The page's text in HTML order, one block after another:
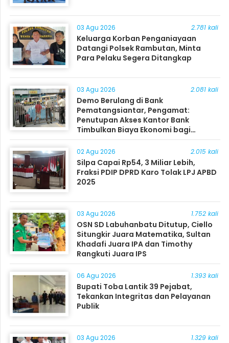
03 Agu 2026 2.781 kali
Keluarga Korban Penganiayaan
Datangi Polsek Rambutan, Minta
Para Pelaku Segera Ditangkap
03 Agu 2026 2.081 kali
Demo Berulang di Bank
Pematangsiantar, Pengamat:
Penutupan Akses Kantor Bank
Timbulkan Biaya Ekonomi bagi
Masyarakat
02 Agu 2026 2.015 kali
Silpa Capai Rp54, 3 Miliar Lebih,
Fraksi PDIP DPRD Karo Tolak LPJ APBD
2025
03 Agu 2026 1.752 kali
OSN SD Labuhanbatu Ditutup, Ciello
Situngkir Juara Matematika, Sultan
Khadafi Juara IPA dan Timothy
Rangkuti Juara IPS
06 Agu 2026 1.393 kali
Bupati Toba Lantik 39 Pejabat,
Tekankan Integritas dan Pelayanan
Publik
03 Agu 2026 1.329 kali